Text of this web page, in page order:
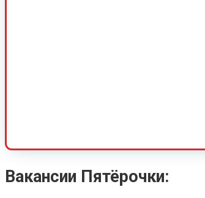
Вакансии Пятёрочки: